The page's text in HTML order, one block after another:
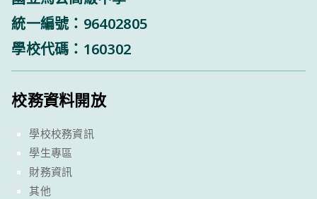
統一編號：96402805
學校代碼：160302
校務資料開放
學校校務資訊
學生專區
財務資訊
其他